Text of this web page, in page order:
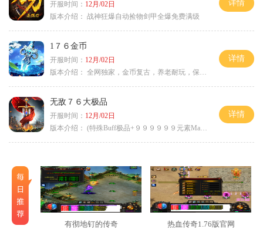
开服时间： 12月/02日
版本介绍： 战神狂爆自动捡物剑甲全爆免费满级
详情
1７６金币
开服时间： 12月/02日
版本介绍： 全网独家，金币复古，养老耐玩，保底回収
详情
无敌７６大极品
开服时间： 12月/02日
版本介绍： (特殊Buff极品+９９９９９９元素Max）
详情
有彻地钉的传奇 热血传奇1.76版官网